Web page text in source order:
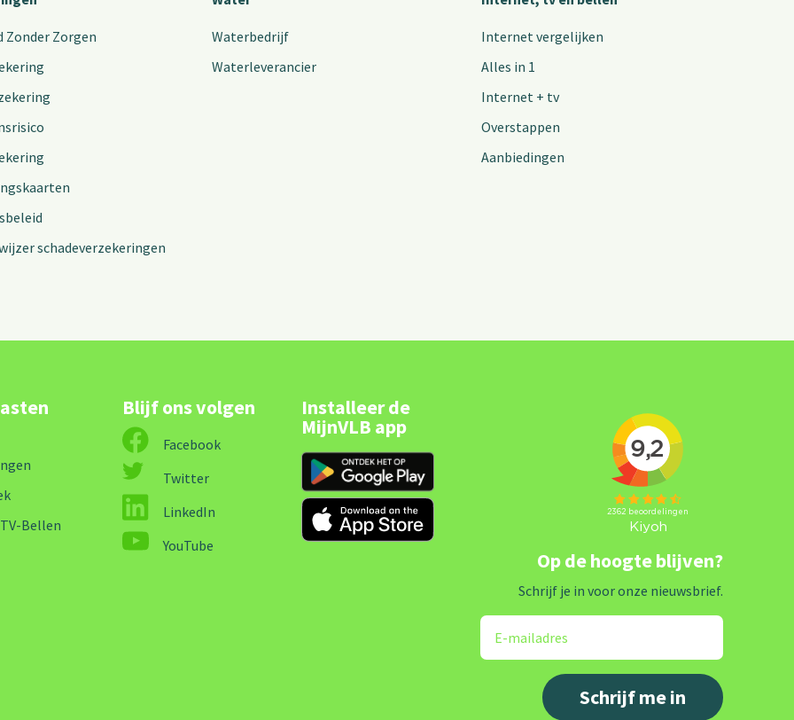
Zonder Zorgen
schadeverzekeringen
Waterbedrijf
Waterleverancier
Internet vergelijken
Alles in 1
Internet + tv
Overstappen
Aanbiedingen
Bellen
Blijf ons volgen
Facebook
Twitter
LinkedIn
YouTube
Installeer de
MijnVLB app
Op de hoogte blijven?
Schrijf je in voor onze nieuwsbrief.